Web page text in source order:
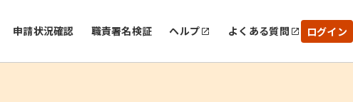
申請状況確認 職責署名検証 ヘルプ よくある質問 ログイン